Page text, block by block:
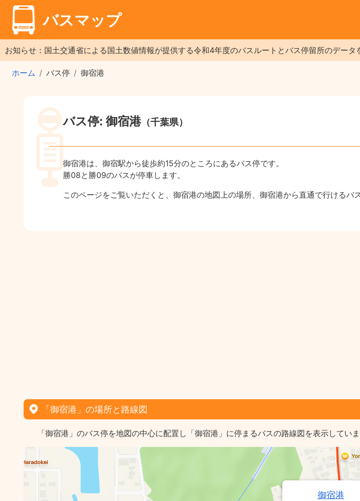
バスマップ
お知らせ：国土交通省による国土数値情報が提供する令和4年度のバスルートとバス停留所のデータ
ホーム バス停 御宿港
バス停: 御宿港（千葉県）
御宿港は、御宿駅から徒歩約15分のところにあるバス停です。
勝08と勝09のバスが停車します。
このページをご覧いただくと、御宿港の地図上の場所、御宿港から直通で行けるバ
「御宿港」の場所と路線図
「御宿港」のバス停を地図の中心に配置し「御宿港」に停まるバスの路線図を表示していま
御宿港